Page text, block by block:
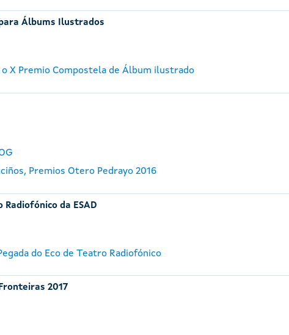
Álbums Ilustrados
o X Premio Compostela de Álbum ilustrado
Premios Otero Pedrayo 2016
Radiofónico da ESAD
do Eco de Teatro Radiofónico
2017